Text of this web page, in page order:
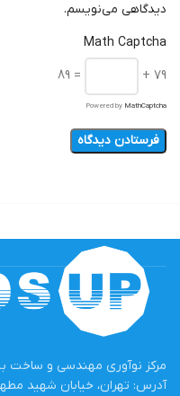
دیدگاهی می‌نویسم.
Math Captcha
79 +
= 89
Powered by MathCaptcha
مرکز نوآوری مهندسی و ساخت
آدرس: تهران، خیابان شهید